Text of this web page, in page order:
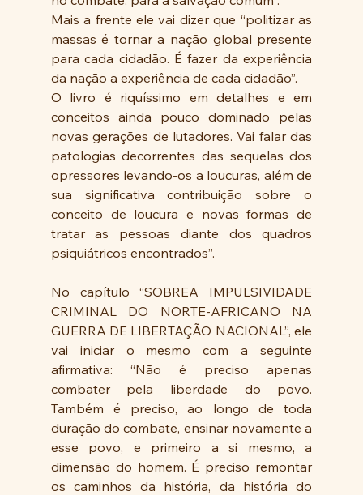
Mais a frente ele vai dizer que “politizar as
massas é tornar a nação global presente
para cada cidadão. É fazer da experiência
da nação a experiência de cada cidadão”.
O livro é riquíssimo em detalhes e em
conceitos ainda pouco dominado pelas
novas gerações de lutadores. Vai falar das
patologias decorrentes das sequelas dos
opressores levando-os a loucuras, além de
sua significativa contribuição sobre o
conceito de loucura e novas formas de
tratar as pessoas diante dos quadros
psiquiátricos encontrados”.
No capítulo “SOBREA IMPULSIVIDADE
CRIMINAL DO NORTE-AFRICANO NA
GUERRA DE LIBERTAÇÃO NACIONAL”, ele
vai iniciar o mesmo com a seguinte
afirmativa: “Não é preciso apenas
combater pela liberdade do povo.
Também é preciso, ao longo de toda
duração do combate, ensinar novamente a
esse povo, e primeiro a si mesmo, a
dimensão do homem. É preciso remontar
os caminhos da história, da história do